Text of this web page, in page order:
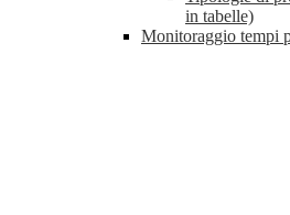
in tabelle)
Monitoraggio tempi